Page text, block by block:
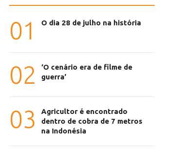
01 O dia 28 de julho na história
02
‘O cenário era de filme de
guerra’
03
Agricultor é encontrado
dentro de cobra de 7 metros
na Indonésia